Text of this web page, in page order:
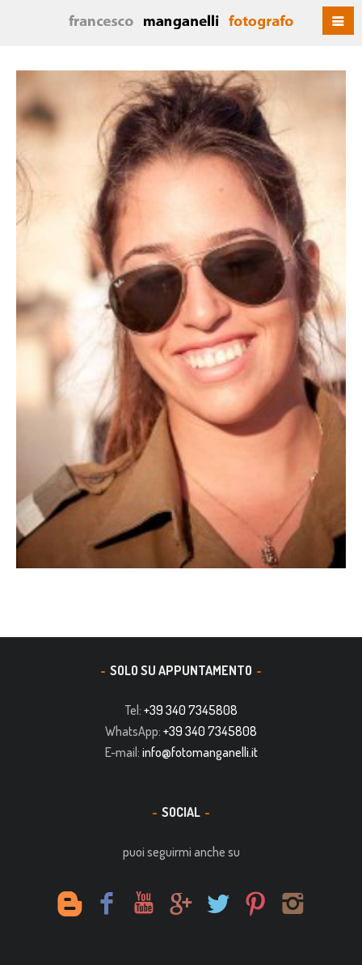
SOLO SU APPUNTAMENTO
Tel: +39 340 7345808
WhatsApp: +39 340 7345808
E-mail: info@fotomanganelli.it
SOCIAL
puoi seguirmi anche su